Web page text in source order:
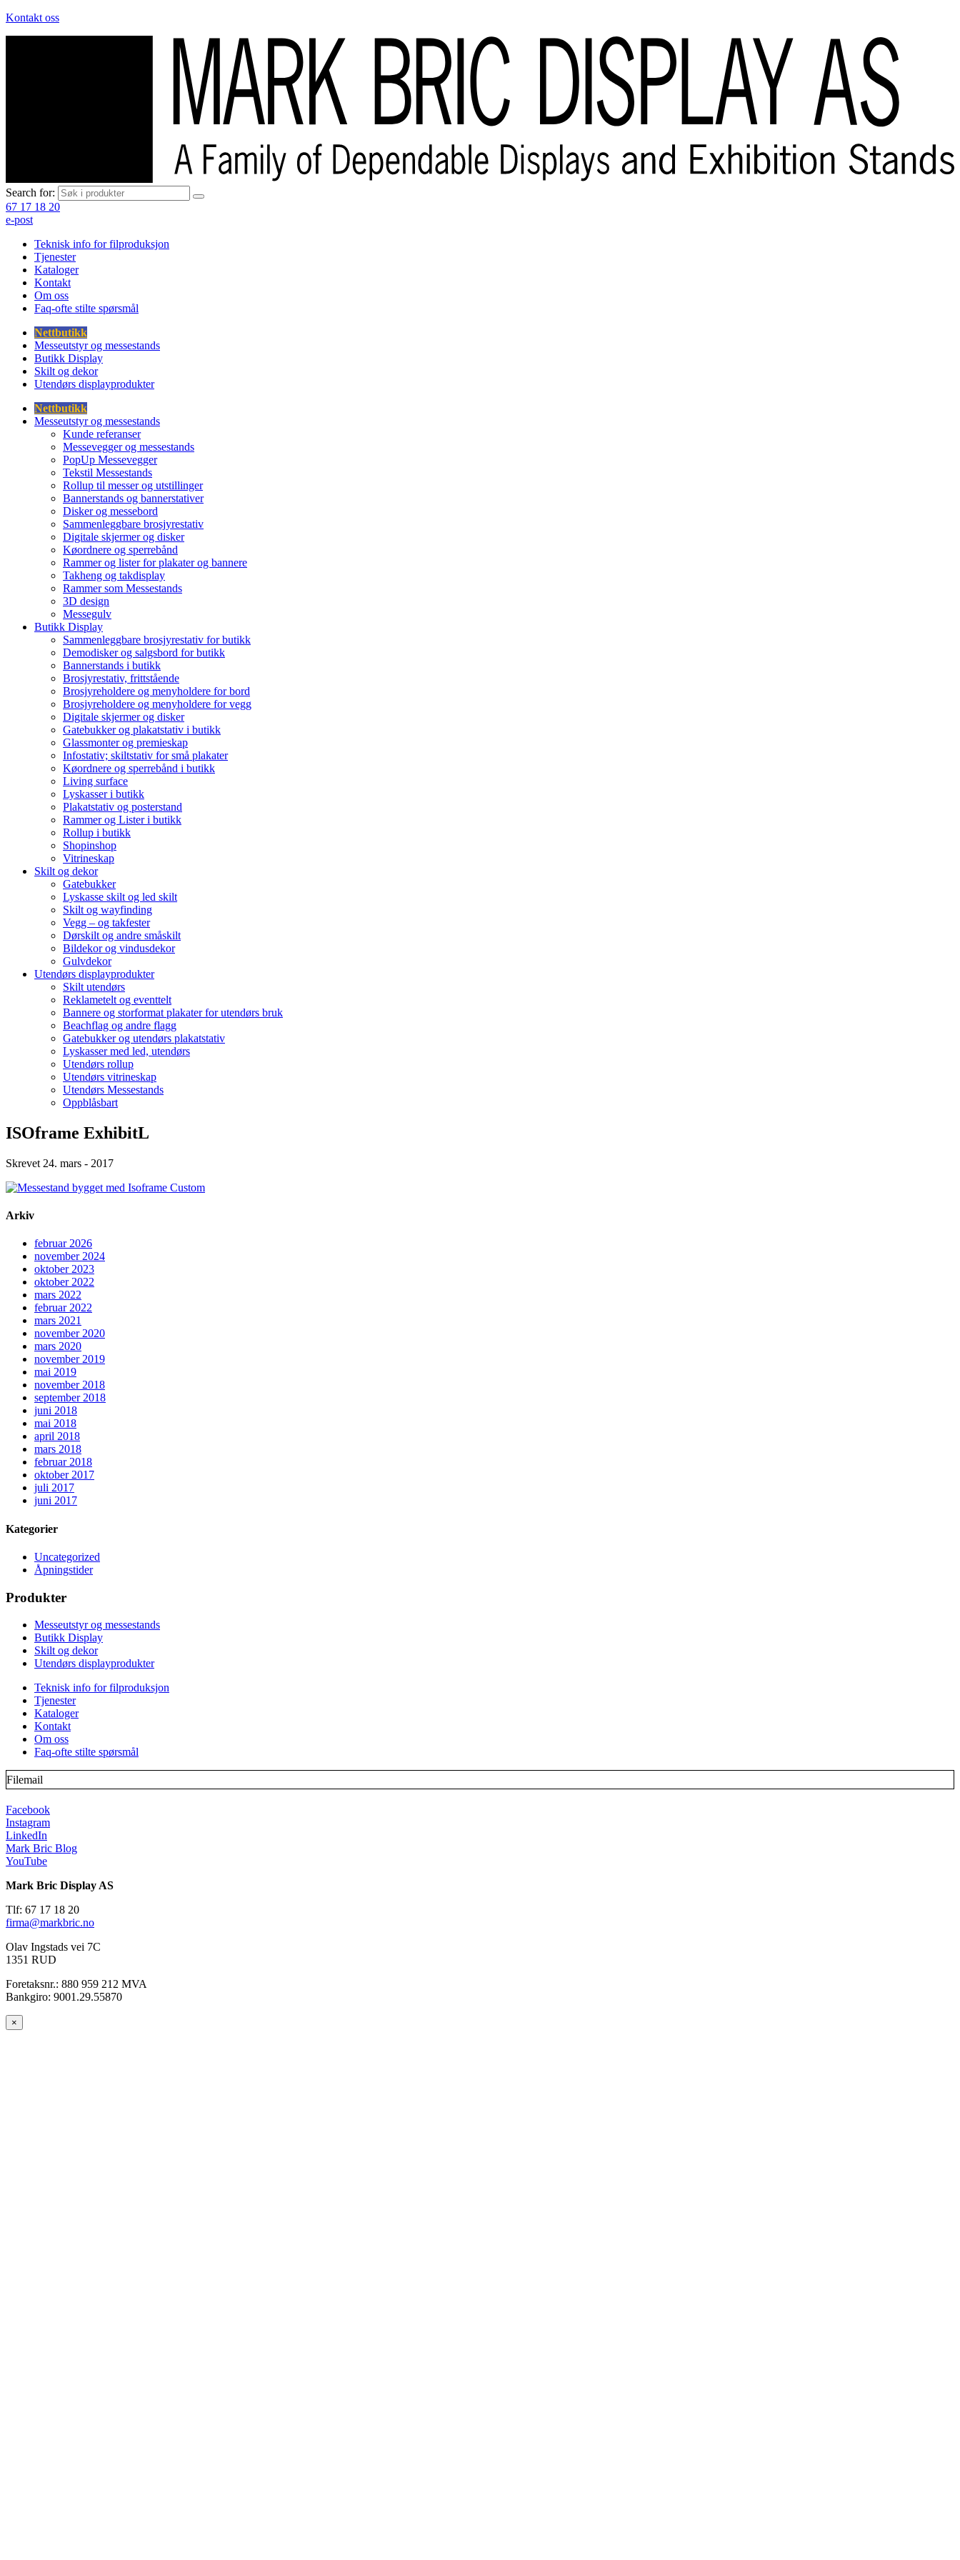
Kontakt oss
Search for:
67 17 18 20
e-post
Teknisk info for filproduksjon
Tjenester
Kataloger
Kontakt
Om oss
Faq-ofte stilte spørsmål
Nettbutikk
Messeutstyr og messestands
Butikk Display
Skilt og dekor
Utendørs displayprodukter
Nettbutikk
Messeutstyr og messestands
Kunde referanser
Messevegger og messestands
PopUp Messevegger
Tekstil Messestands
Rollup til messer og utstillinger
Bannerstands og bannerstativer
Disker og messebord
Sammenleggbare brosjyrestativ
Digitale skjermer og disker
Køordnere og sperrebånd
Rammer og lister for plakater og bannere
Takheng og takdisplay
Rammer som Messestands
3D design
Messegulv
Butikk Display
Sammenleggbare brosjyrestativ for butikk
Demodisker og salgsbord for butikk
Bannerstands i butikk
Brosjyrestativ, frittstående
Brosjyreholdere og menyholdere for bord
Brosjyreholdere og menyholdere for vegg
Digitale skjermer og disker
Gatebukker og plakatstativ i butikk
Glassmonter og premieskap
Infostativ; skiltstativ for små plakater
Køordnere og sperrebånd i butikk
Living surface
Lyskasser i butikk
Plakatstativ og posterstand
Rammer og Lister i butikk
Rollup i butikk
Shopinshop
Vitrineskap
Skilt og dekor
Gatebukker
Lyskasse skilt og led skilt
Skilt og wayfinding
Vegg – og takfester
Dørskilt og andre småskilt
Bildekor og vindusdekor
Gulvdekor
Utendørs displayprodukter
Skilt utendørs
Reklametelt og eventtelt
Bannere og storformat plakater for utendørs bruk
Beachflag og andre flagg
Gatebukker og utendørs plakatstativ
Lyskasser med led, utendørs
Utendørs rollup
Utendørs vitrineskap
Utendørs Messestands
Oppblåsbart
ISOframe ExhibitL
Skrevet 24. mars - 2017
Arkiv
februar 2026
november 2024
oktober 2023
oktober 2022
mars 2022
februar 2022
mars 2021
november 2020
mars 2020
november 2019
mai 2019
november 2018
september 2018
juni 2018
mai 2018
april 2018
mars 2018
februar 2018
oktober 2017
juli 2017
juni 2017
Kategorier
Uncategorized
Åpningstider
Produkter
Messeutstyr og messestands
Butikk Display
Skilt og dekor
Utendørs displayprodukter
Teknisk info for filproduksjon
Tjenester
Kataloger
Kontakt
Om oss
Faq-ofte stilte spørsmål
Filemail
Facebook
Instagram
LinkedIn
Mark Bric Blog
YouTube
Mark Bric Display AS
Tlf: 67 17 18 20
firma@markbric.no
Olav Ingstads vei 7C
1351 RUD
Foretaksnr.: 880 959 212 MVA
Bankgiro: 9001.29.55870
×